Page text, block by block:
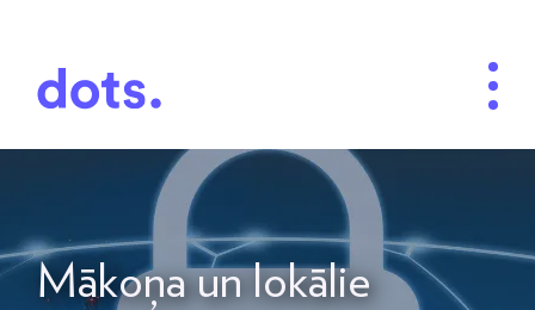
Mākoņa un lokālie